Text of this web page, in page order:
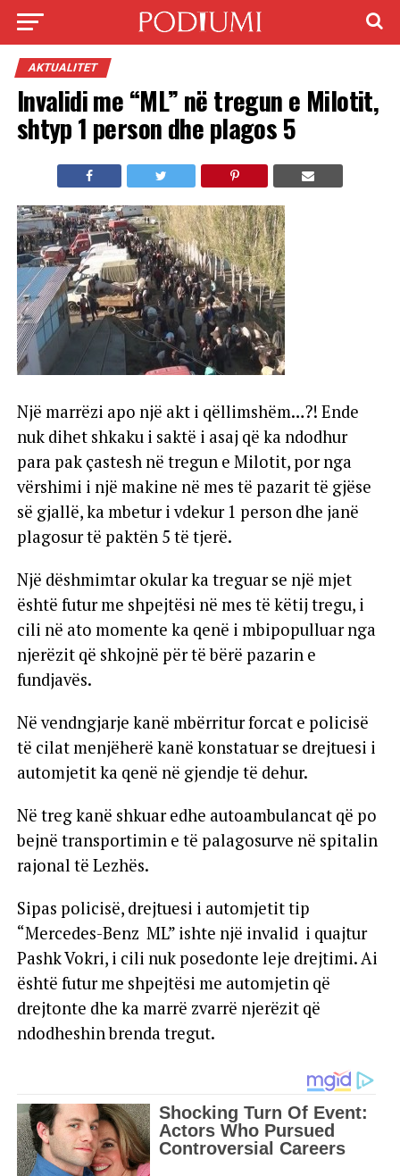
AKTUALITET
Invalidi me “ML” në tregun e Milotit,
shtyp 1 person dhe plagos 5
Një marrëzi apo një akt i qëllimshëm…?! Ende
nuk dihet shkaku i saktë i asaj që ka ndodhur
para pak çastesh në tregun e Milotit, por nga
vërshimi i një makine në mes të pazarit të gjëse
së gjallë, ka mbetur i vdekur 1 person dhe janë
plagosur të paktën 5 të tjerë.
Një dëshmimtar okular ka treguar se një mjet
është futur me shpejtësi në mes të këtij tregu, i
cili në ato momente ka qenë i mbipopulluar nga
njerëzit që shkojnë për të bërë pazarin e
fundjavës.
Në vendngjarje kanë mbërritur forcat e policisë
të cilat menjëherë kanë konstatuar se drejtuesi i
automjetit ka qenë në gjendje të dehur.
Në treg kanë shkuar edhe autoambulancat që po
bejnë transportimin e të palagosurve në spitalin
rajonal të Lezhës.
Sipas policisë, drejtuesi i automjetit tip
“Mercedes-Benz ML” ishte një invalid i quajtur
Pashk Vokri, i cili nuk posedonte leje drejtimi. Ai
është futur me shpejtësi me automjetin që
drejtonte dhe ka marrë zvarrë njerëzit që
ndodheshin brenda tregut.